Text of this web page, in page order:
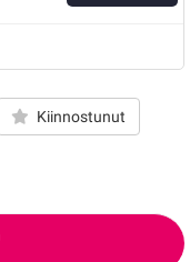
Kiinnostunut